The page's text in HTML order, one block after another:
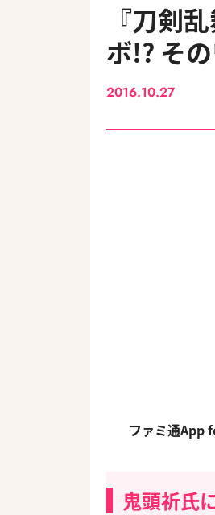
『刀剣
ボ!? そ
2016.10.27
ファミ通App
鬼頭祈氏